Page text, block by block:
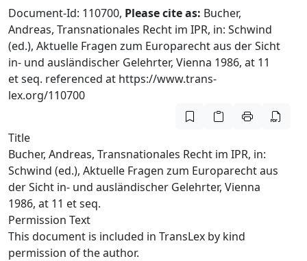
Document-Id: 110700, Please cite as: Bucher,
Andreas, Transnationales Recht im IPR, in: Schwind
(ed.), Aktuelle Fragen zum Europarecht aus der Sicht
in- und ausländischer Gelehrter, Vienna 1986, at 11
et seq. referenced at https://www.trans-
lex.org/110700
Title
Bucher, Andreas, Transnationales Recht im IPR, in:
Schwind (ed.), Aktuelle Fragen zum Europarecht aus
der Sicht in- und ausländischer Gelehrter, Vienna
1986, at 11 et seq.
Permission Text
This document is included in TransLex by kind
permission of the author.